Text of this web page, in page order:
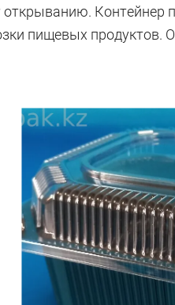
Контейнер
пищевых продуктов.